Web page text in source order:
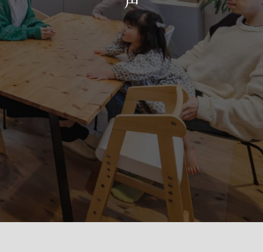
スタッフ紹介
プライバシーポリシー
賃貸管理サイトはこちら
会社に関することや物件についての
お問い合わせはこちらから